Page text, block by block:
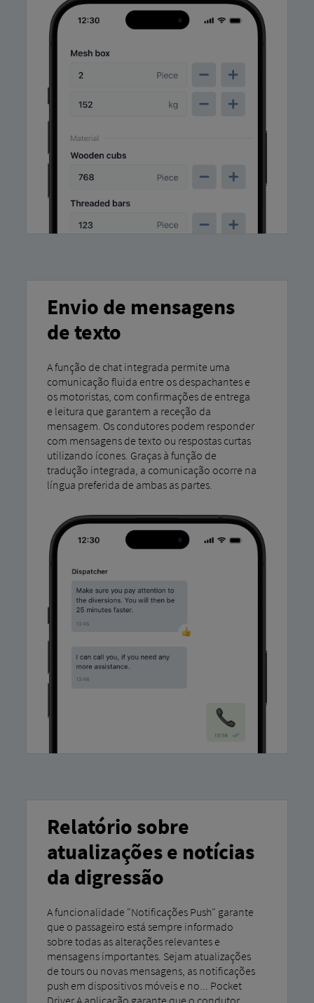
Envio de mensagens
de texto
A função de chat integrada permite uma
comunicação fluida entre os despachantes e
os motoristas, com confirmações de entrega
e leitura que garantem a receção da
mensagem. Os condutores podem responder
com mensagens de texto ou respostas curtas
utilizando ícones. Graças à função de
tradução integrada, a comunicação ocorre na
língua preferida de ambas as partes.
Relatório sobre
atualizações e notícias
da digressão
A funcionalidade "Notificações Push" garante
que o passageiro está sempre informado
sobre todas as alterações relevantes e
mensagens importantes. Sejam atualizações
de tours ou novas mensagens, as notificações
push em dispositivos móveis e no... Pocket